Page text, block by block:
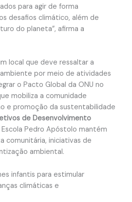
para agir de forma
desafios climático, além de
do planeta”, afirma a
local que deve ressaltar a
por meio de atividades
o Pacto Global da ONU no
mobiliza a comunidade
e promoção da sustentabilidade
de Desenvolvimento
Escola Pedro Apóstolo mantém
comunitária, iniciativas de
ambiental.
infantis para estimular
climáticas e